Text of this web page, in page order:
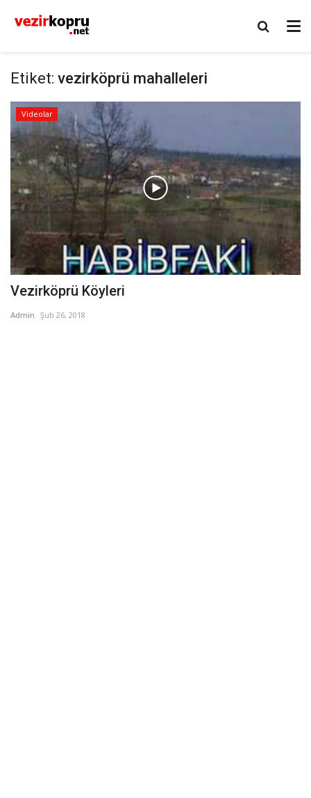
Etiket: vezirköprü mahalleleri
Videolar
Vezirköprü Köyleri
Admin Şub 26, 2018